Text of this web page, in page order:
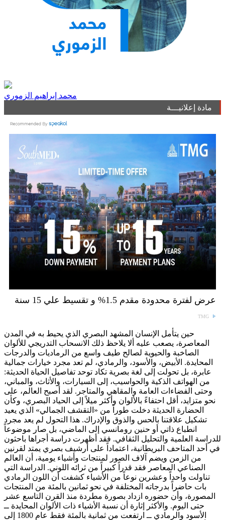
محمد إبراهيم الزموري
مادة إعلانيـــة
عرض لفترة محدودة مقدم 1.5% و تقسيط علي 15 سنة
TMG
حين يتأمل الإنسان المشهد البصري الذي يحيط به في المدن
المعاصرة، يصعب عليه ألا يلاحظ ذلك الانسحاب التدريجي للألوان
الصاخبة والحيوية لصالح طيف واسع من الرماديات والدرجات
المحايدة. الأبيض، والأسود، والرمادي، لم تعد مجرد خيارات جمالية
عابرة، بل تحولت إلى لغة بصرية تكاد توحد تفاصيل الحياة الحديثة:
من الهواتف الذكية والحواسيب، إلى السيارات، والأثاث، والمباني،
وحتى الفضاءات العامة والمقاهي والمتاجر. لقد أصبح العالم، على
نحو متزايد، أقل احتفاءً بالألوان وأكثر ميلاً إلى الحياد البصري، وكأن
الحضارة الحديثة دخلت طوراً من «التقشف الجمالي» الذي يعيد
تشكيل علاقتنا بالحس والذوق والإدراك. هذا التحول لم يعد مجرد
انطباع ذاتي أو حنين رومانسي إلى الماضي، بل صار موضوعاً
للدراسة العلمية والتحليل الثقافي. فقد أظهرت دراسة أجراها باحثون
في أحد المتاحف البريطانية، اعتماداً على أرشيف بصري يمتد لقرنين
من الزمن ويضم آلاف الصور لمنتجات وأشياء يومية، أن العالم
الصناعي المعاصر فقد قدراً كبيراً من ثرائه اللوني. الدراسة التي
تناولت واحداً وعشرين نوعاً من الأشياء كشفت أن اللون الرمادي
بات حاضراً بدرجاته المختلفة في نحو ثمانين بالمئة من المنتجات
المصورة، وأن حضوره ازداد بصورة مطردة منذ القرن التاسع عشر
حتى اليوم. والأكثر إثارة أن نسبة الأشياء ذات الألوان المحايدة ــ
الأسود والرمادي ــ ارتفعت من ثمانية بالمئة فقط عام 1800 إلى